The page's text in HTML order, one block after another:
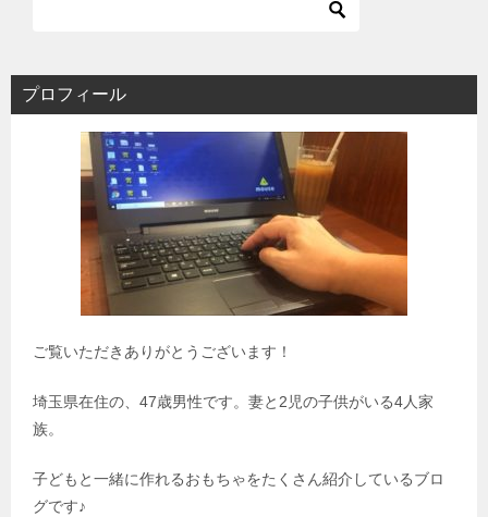
プロフィール
ご覧いただきありがとうございます！
埼玉県在住の、47歳男性です。妻と2児の子供がいる4人家
族。
子どもと一緒に作れるおもちゃをたくさん紹介しているブロ
グです♪